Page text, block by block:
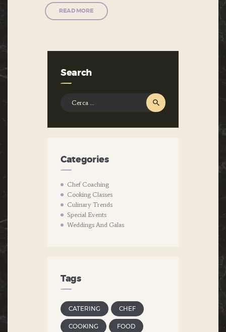
READ MORE
Search
Categories
Chef Coaching
Cooking Classes
Culinary Trends
Special Events
Weddings And Galas
Tags
CATERING CHEF
COOKING FOOD